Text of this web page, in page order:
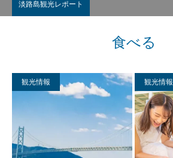
淡路島観光レポート
食べる
観光情報 観光情報